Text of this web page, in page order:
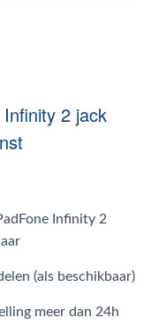
2 jack
Infinity 2
(als beschikbaar)
meer dan 24h